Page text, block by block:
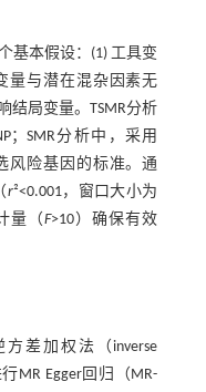
基本假设：(1) 工具变
量与潜在混杂因素无
结局变量。TSMR分析
；SMR分析中，采用
风险基因的标准。通
r²<0.001，窗口大小为
量（F>10）确保有效
差加权法（inverse
MR Egger回归（MR-